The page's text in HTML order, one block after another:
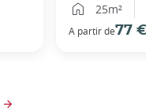
25m²
A partir de77 €